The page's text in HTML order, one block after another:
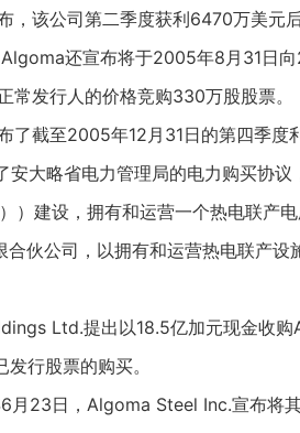
该公司第二季度获利6470万美元
还宣布将于2005年8月31日
常发行人的价格竞购330万股股票。
截至2005年12月31日的第四季度
大略省电力管理局的电力购买协议
）建设，拥有和运营一个热电联产
伙公司，以拥有和运营热电联产设
Ltd.提出以18.5亿加元现金收
行股票的购买。
23日，Algoma Steel Inc.宣布将